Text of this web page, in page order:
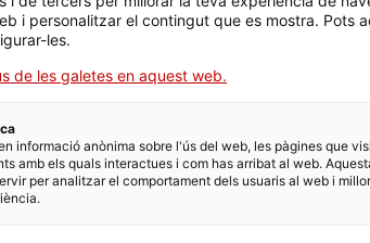
i personalitzar el contingut que es mostra. Pots
les.
de les galetes en aquest web.
informació anònima sobre l'ús del web, les pàgines que
amb els quals interactues i com has arribat al web.
per analitzar el comportament dels usuaris al web i